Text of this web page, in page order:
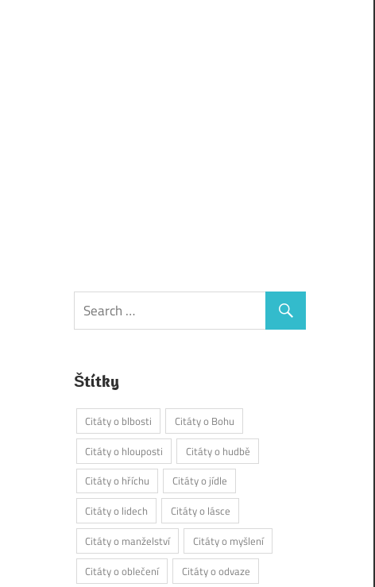
Štítky
Citáty o blbosti
Citáty o Bohu
Citáty o hlouposti
Citáty o hudbě
Citáty o hříchu
Citáty o jídle
Citáty o lidech
Citáty o lásce
Citáty o manželství
Citáty o myšlení
Citáty o oblečení
Citáty o odvaze